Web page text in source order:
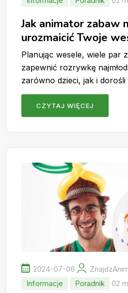
Jak animator zabaw
urozmaicić Twoje
Planując wesele, wiele par
zapewnić rozrywkę
zarówno dzieci, jak i
CZYTAJ WIĘCEJ
2024-07-06
Informacje
Poradnik 02